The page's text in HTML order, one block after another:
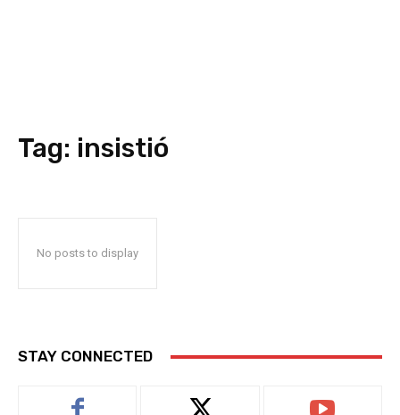
Tag: insistió
No posts to display
STAY CONNECTED